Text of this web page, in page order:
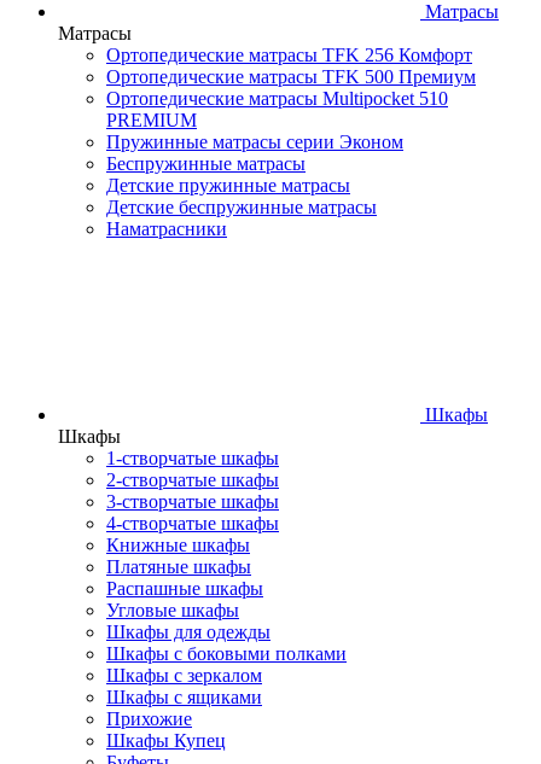
Матрасы
Матрасы
Ортопедические матрасы TFK 256 Комфорт
Ортопедические матрасы TFK 500 Премиум
Ортопедические матрасы Multipocket 510
PREMIUM
Пружинные матрасы серии Эконом
Беспружинные матрасы
Детские пружинные матрасы
Детские беспружинные матрасы
Наматрасники
Шкафы
Шкафы
1-створчатые шкафы
2-створчатые шкафы
3-створчатые шкафы
4-створчатые шкафы
Книжные шкафы
Платяные шкафы
Распашные шкафы
Угловые шкафы
Шкафы для одежды
Шкафы с боковыми полками
Шкафы с зеркалом
Шкафы с ящиками
Прихожие
Шкафы Купец